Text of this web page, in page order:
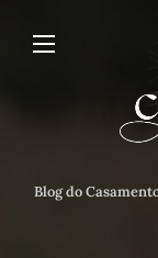
Blog do